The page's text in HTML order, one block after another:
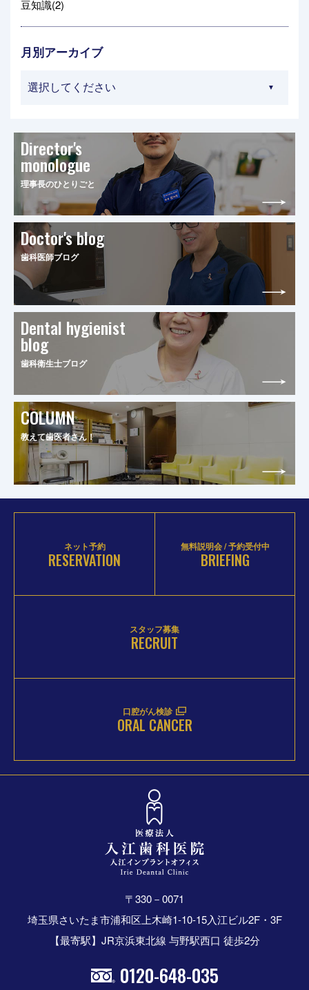
豆知識(2)
月別アーカイブ
Director's
monologue
理事長のひとりごと
Doctor's blog
歯科医師ブログ
Dental hygienist
blog
歯科衛生士ブログ
COLUMN
教えて歯医者さん！
ネット予約
RESERVATION
無料説明会 / 予約受付中
BRIEFING
スタッフ募集
RECRUIT
口腔がん検診
ORAL CANCER
〒330－0071
埼玉県さいたま市浦和区上木崎1-10-15入江ビル2F・3F
【最寄駅】JR京浜東北線 与野駅西口 徒歩2分
0120-648-035